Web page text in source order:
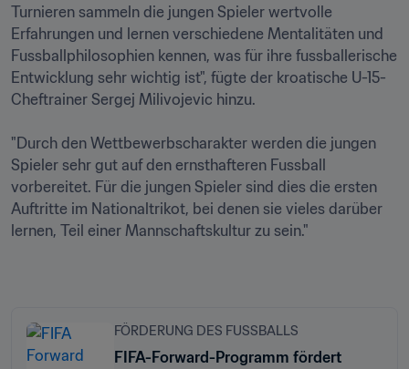
Turnieren sammeln die jungen Spieler wertvolle
Erfahrungen und lernen verschiedene Mentalitäten und
Fussballphilosophien kennen, was für ihre fussballerische
Entwicklung sehr wichtig ist", fügte der kroatische U-15-
Cheftrainer Sergej Milivojevic hinzu.
"Durch den Wettbewerbscharakter werden die jungen
Spieler sehr gut auf den ernsthafteren Fussball
vorbereitet. Für die jungen Spieler sind dies die ersten
Auftritte im Nationaltrikot, bei denen sie vieles darüber
lernen, Teil einer Mannschaftskultur zu sein."
FÖRDERUNG DES FUSSBALLS
FIFA-Forward-Programm fördert